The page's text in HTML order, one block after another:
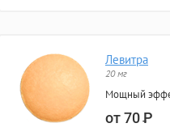
Левитра
20 мг
Мощный
от 70Р